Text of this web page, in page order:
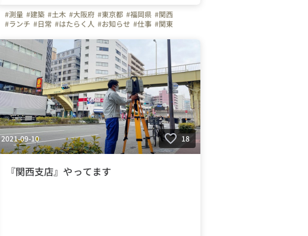
#測量 #建築 #土木 #大阪府 #東京都 #福岡県 #関西
#ランチ #日常 #はたらく人 #お知らせ #仕事 #関東
2021-09-10 18
『関西支店』やってます